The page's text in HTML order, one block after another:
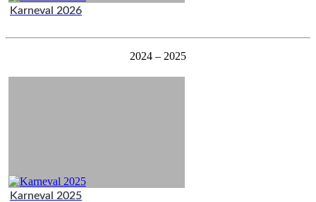
Karneval 2026
2024 – 2025
Karneval 2025